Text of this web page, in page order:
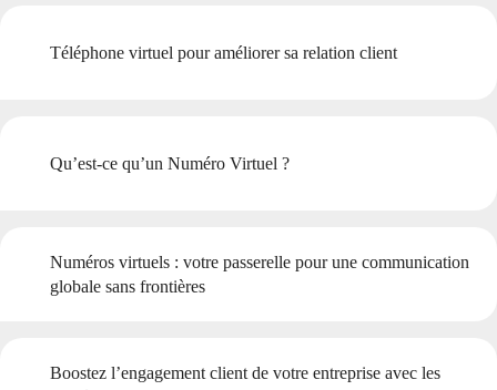
Téléphone virtuel pour améliorer sa relation client
Qu’est-ce qu’un Numéro Virtuel ?
Numéros virtuels : votre passerelle pour une communication
globale sans frontières
Boostez l’engagement client de votre entreprise avec les